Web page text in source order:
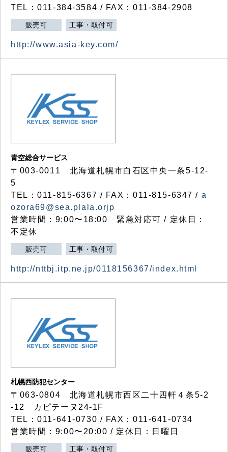
TEL：011-384-3584 / FAX：011-384-2908
販売可 工事・取付可
http://www.asia-key.com/
青空総合サービス
〒003-0011 北海道札幌市白石区中央一条5-12-
5
TEL：011-815-6367 / FAX：011-815-6347 / a
ozora69@sea.plala.orjp
営業時間：9:00〜18:00 緊急対応可 / 定休日：
不定休
販売可 工事・取付可
http://nttbj.itp.ne.jp/0118156367/index.html
札幌西防犯センター
〒063-0804 北海道札幌市西区二十四軒４条5-2
-12 カピテーヌ24-1F
TEL：011-641-0730 / FAX：011-641-0734
営業時間：9:00〜20:00 / 定休日：日曜日
販売可 工事・取付可